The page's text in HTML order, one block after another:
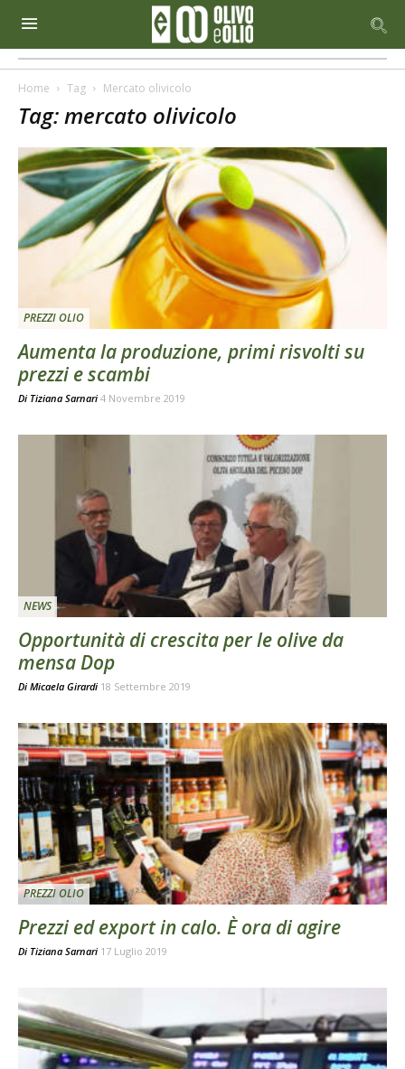
Home Tag Mercato olivicolo
Tag: mercato olivicolo
PREZZI OLIO
Aumenta la produzione, primi risvolti su
prezzi e scambi
Di Tiziana Sarnari 4 Novembre 2019
NEWS
Opportunità di crescita per le olive da
mensa Dop
Di Micaela Girardi 18 Settembre 2019
PREZZI OLIO
Prezzi ed export in calo. È ora di agire
Di Tiziana Sarnari 17 Luglio 2019